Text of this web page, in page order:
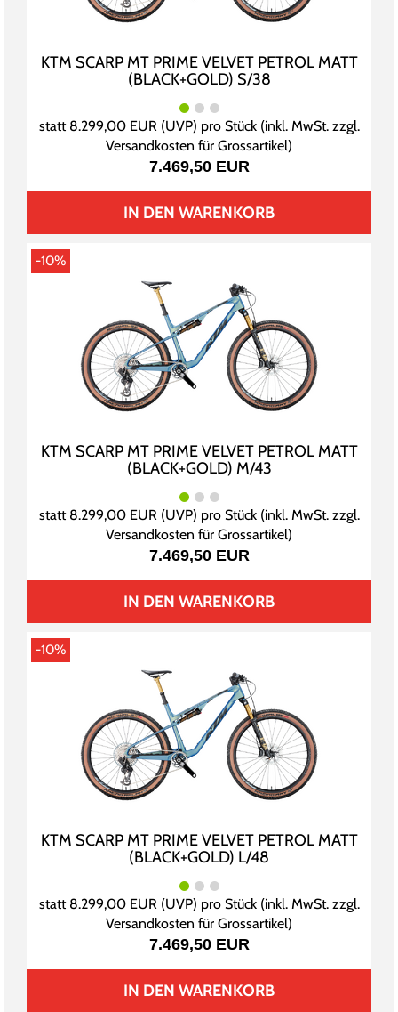
KTM SCARP MT PRIME VELVET PETROL MATT
(BLACK+GOLD) S/38
statt 8.299,00 EUR(UVP) pro Stück (inkl. MwSt. zzgl.
Versandkosten für Grossartikel)
7.469,50 EUR
IN DEN WARENKORB
-10%
KTM SCARP MT PRIME VELVET PETROL MATT
(BLACK+GOLD) M/43
statt 8.299,00 EUR(UVP) pro Stück (inkl. MwSt. zzgl.
Versandkosten für Grossartikel)
7.469,50 EUR
IN DEN WARENKORB
-10%
KTM SCARP MT PRIME VELVET PETROL MATT
(BLACK+GOLD) L/48
statt 8.299,00 EUR(UVP) pro Stück (inkl. MwSt. zzgl.
Versandkosten für Grossartikel)
7.469,50 EUR
IN DEN WARENKORB